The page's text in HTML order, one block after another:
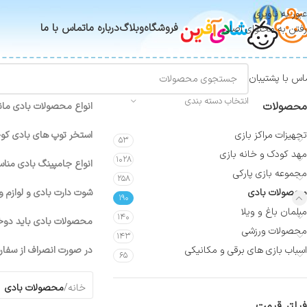
عبور به ناوبری
رفتن به محتوای اصلی
فروشگاهوبلاگدرباره ماتماس با ما
با پشتیبان
انتخاب دسته بندی محصولات
تجهیزات مراکز بازی ۵۳
مهد کودک و خانه بازی ۱۰۲۸
مجموعه بازی پارکی ۲۵۸
محصولات بادی ۱۹۰
مبلمان باغ و ویلا ۱۴۰
محصولات ورزشی ۱۴۳
اسباب بازی های برقی و مکانیکی ۶۵
انواع محصولات بادی
استخر توپ های بادی
انواع جامپینگ بادی
شوت دارت بادی و لوازم
محصولات بادی باید
در صورت انصراف از سفارش محصولات بادی معادل
خانه/محصولات بادی/